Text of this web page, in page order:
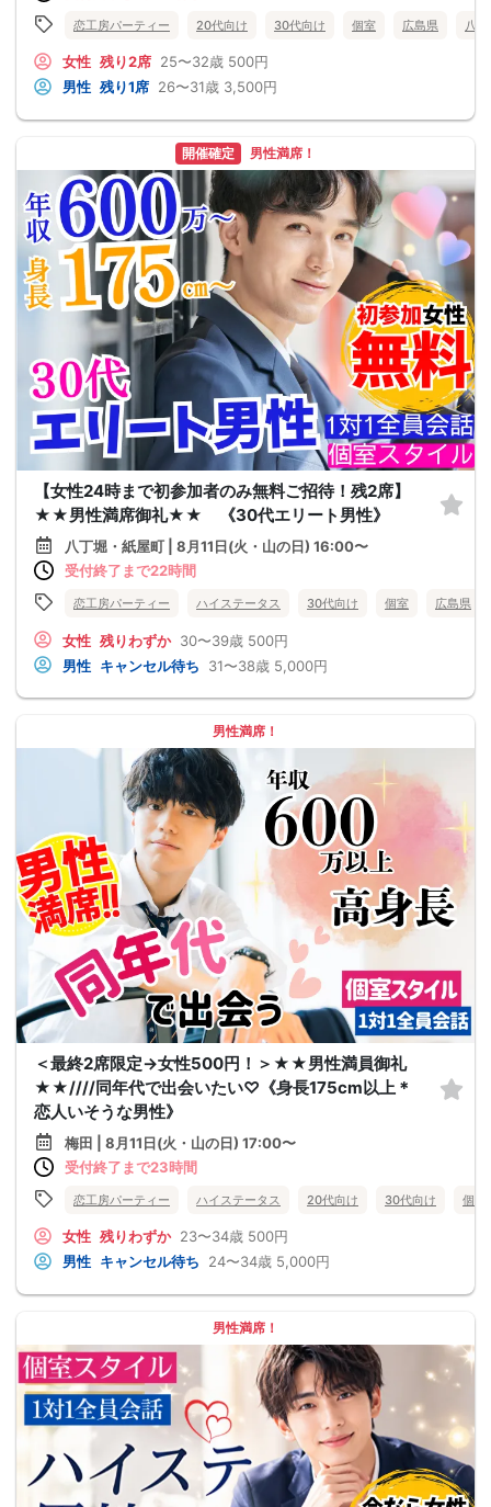
恋工房パーティー 20代向け 30代向け 個室 広島県 八
女性 残り2席 25〜32歳 500円
男性 残り1席 26〜31歳 3,500円
開催確定 男性満席！
【女性24時まで初参加者のみ無料ご招待！残2席】
★★男性満席御礼★★ 《30代エリート男性》
八丁堀・紙屋町 | 8月11日(火・山の日) 16:00〜
受付終了まで22時間
恋工房パーティー ハイステータス 30代向け 個室 広島県
女性 残りわずか 30〜39歳 500円
男性 キャンセル待ち 31〜38歳 5,000円
男性満席！
＜最終2席限定→女性500円！＞★★男性満員御礼
★★////同年代で出会いたい♡《身長175cm以上＊
恋人いそうな男性》
梅田 | 8月11日(火・山の日) 17:00〜
受付終了まで23時間
恋工房パーティー ハイステータス 20代向け 30代向け 個室
女性 残りわずか 23〜34歳 500円
男性 キャンセル待ち 24〜34歳 5,000円
男性満席！